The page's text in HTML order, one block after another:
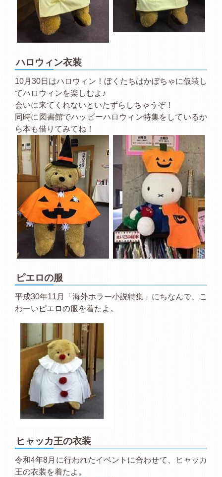
ハロウィン衣装
10月30日はハロウィン！ぼくたちはかぼちゃに仮装し
てハロウィンを楽しむよ♪
会いに来てくれないといたずらしちゃうぞ！
同時に図書館でハッピーハロウィン特集をしているか
ら本も借りてみてね！
ピエロの服
平成30年11月「海外ホラー小説特集」にちなんで、こ
わーいピエロの服を着たよ。
ヒャッカ王の衣装
令和4年8月に行われたイベントに合わせて、ヒャッカ
王の衣装を着たよ。